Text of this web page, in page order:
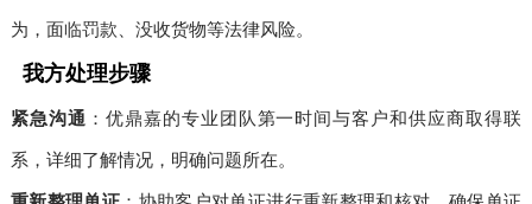
为，面临罚款、没收货物等法律风险。
我方处理步骤
紧急沟通 ：优鼎嘉的专业团队第一时间与客户和供应商取得联
系，详细了解情况，明确问题所在。